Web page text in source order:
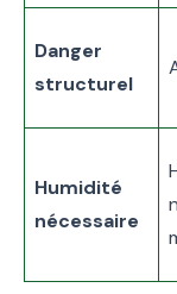
Danger
structurel
Humidité
nécessaire